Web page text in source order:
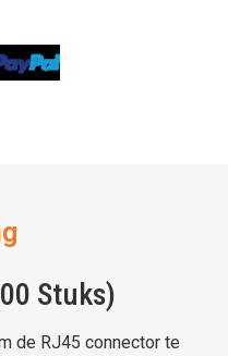
Stuks)
de RJ45 connector te